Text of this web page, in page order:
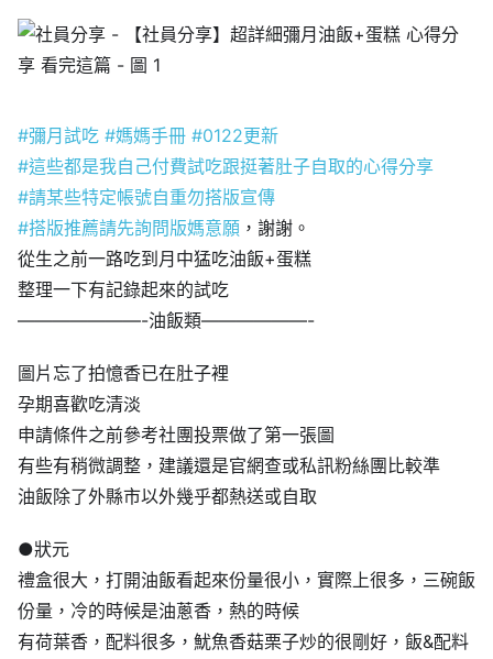
#彌月試吃 #媽媽手冊 #0122更新
#這些都是我自己付費試吃跟挺著肚子自取的心得分享
#請某些特定帳號自重勿搭版宣傳
#搭版推薦請先詢問版媽意願 ，謝謝。
從生之前一路吃到月中猛吃油飯+蛋糕
整理一下有記錄起來的試吃
———————-油飯類——————-
圖片忘了拍憶香已在肚子裡
孕期喜歡吃清淡
申請條件之前參考社團投票做了第一張圖
有些有稍微調整，建議還是官網查或私訊粉絲團比較準
油飯除了外縣市以外幾乎都熱送或自取
●狀元
禮盒很大，打開油飯看起來份量很小，實際上很多，三碗飯
份量，冷的時候是油蔥香，熱的時候
有荷葉香，配料很多，魷魚香菇栗子炒的很剛好，飯&配料